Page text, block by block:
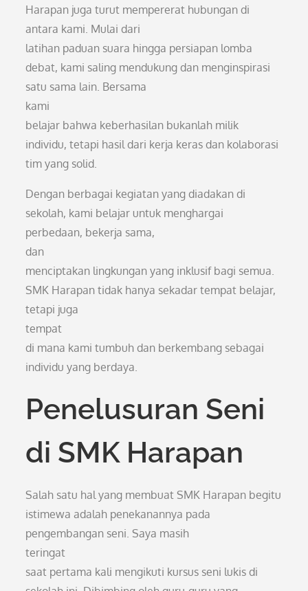
Harapan juga turut mempererat hubungan di
antara kami. Mulai dari
latihan paduan suara hingga persiapan lomba
debat, kami saling mendukung dan menginspirasi
satu sama lain. Bersama
kami
belajar bahwa keberhasilan bukanlah milik
individu, tetapi hasil dari kerja keras dan kolaborasi
tim yang solid.
Dengan berbagai kegiatan yang diadakan di
sekolah, kami belajar untuk menghargai
perbedaan, bekerja sama,
dan
menciptakan lingkungan yang inklusif bagi semua.
SMK Harapan tidak hanya sekadar tempat belajar,
tetapi juga
tempat
di mana kami tumbuh dan berkembang sebagai
individu yang berdaya.
Penelusuran Seni
di SMK Harapan
Salah satu hal yang membuat SMK Harapan begitu
istimewa adalah penekanannya pada
pengembangan seni. Saya masih
teringat
saat pertama kali mengikuti kursus seni lukis di